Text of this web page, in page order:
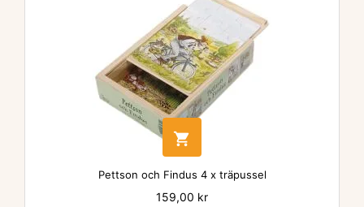

Pettson och Findus 4 x träpussel
Pris
159,00 kr